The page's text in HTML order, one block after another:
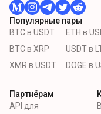
Популярные пары
BTC в USDT
ETH в
BTC в XRP
USDT в
XMR в USDT
DOGE в
Партнёрам
API для